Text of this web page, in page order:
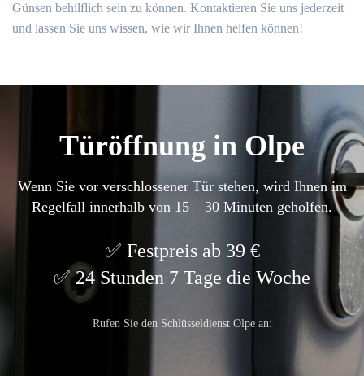
Günsen behilflich sein zu können.​ Kontaktieren Sie uns jederzeit
und lassen Sie uns wissen, wie wir Ihnen helfen können!​
Türöffnung in Olpe
Wenn Sie vor verschlossener Tür stehen, wird Ihnen im
Regelfall innerhalb von 15 – 30 Minuten geholfen.
Festpreis ab 39 €
24 Stunden 7 Tage die Woche
Rufen Sie den Schlüsseldienst Olpe an: